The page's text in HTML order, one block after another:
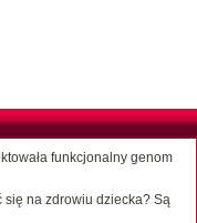
funkcjonalny genom
się na zdrowiu dziecka? Są